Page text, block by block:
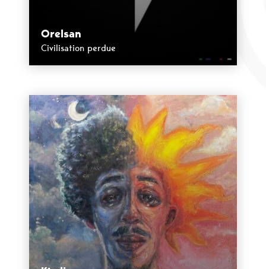
Orelsan
Civilisation perdue